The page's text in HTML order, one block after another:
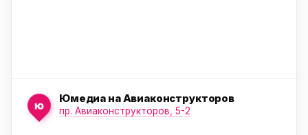
ю
Юмедиа на Авиаконструкторов
пр. Авиаконструкторов, 5-2